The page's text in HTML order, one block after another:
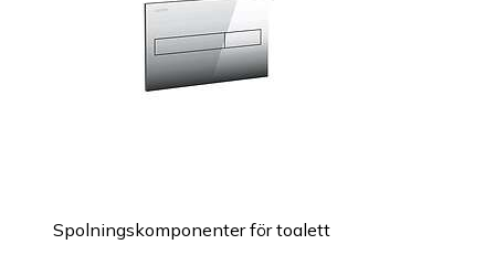
Spolningskomponenter för toalett